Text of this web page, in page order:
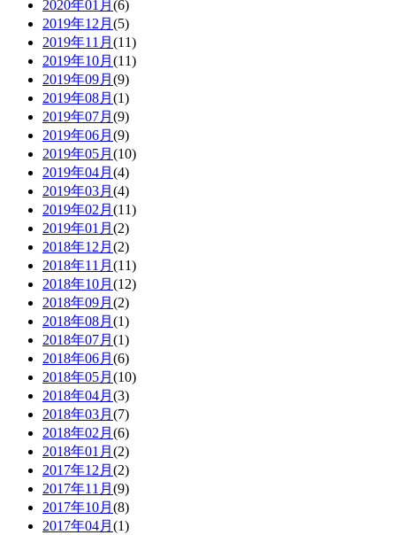
2020年01月 (6)
2019年12月 (5)
2019年11月 (11)
2019年10月 (11)
2019年09月 (9)
2019年08月 (1)
2019年07月 (9)
2019年06月 (9)
2019年05月 (10)
2019年04月 (4)
2019年03月 (4)
2019年02月 (11)
2019年01月 (2)
2018年12月 (2)
2018年11月 (11)
2018年10月 (12)
2018年09月 (2)
2018年08月 (1)
2018年07月 (1)
2018年06月 (6)
2018年05月 (10)
2018年04月 (3)
2018年03月 (7)
2018年02月 (6)
2018年01月 (2)
2017年12月 (2)
2017年11月 (9)
2017年10月 (8)
2017年04月 (1)